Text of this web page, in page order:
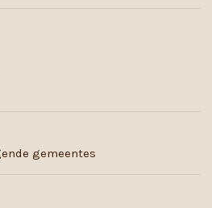
gemeentes